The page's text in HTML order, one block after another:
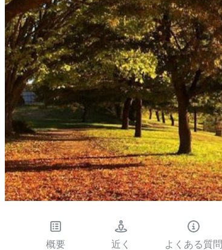
概要 近く よくある質問